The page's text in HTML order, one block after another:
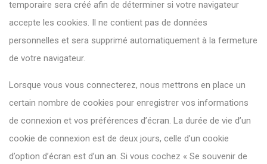
temporaire sera créé afin de déterminer si votre navigateur
accepte les cookies. Il ne contient pas de données
personnelles et sera supprimé automatiquement à la fermeture
de votre navigateur.
Lorsque vous vous connecterez, nous mettrons en place un
certain nombre de cookies pour enregistrer vos informations
de connexion et vos préférences d’écran. La durée de vie d’un
cookie de connexion est de deux jours, celle d’un cookie
d’option d’écran est d’un an. Si vous cochez « Se souvenir de